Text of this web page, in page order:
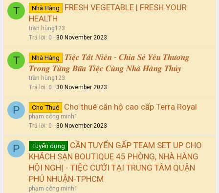
T Nhà Hàng
FRESH VEGETABLE | FRESH YOUR
HEALTH
trần hùng123
Trả lời 0 30 November 2023
T Nhà Hàng
𝑻𝒊𝒆̣̂𝒄 𝑻𝒂̂́𝒕 𝑵𝒊𝒆̂𝒏 - 𝑪𝒉𝒊𝒂 𝑺𝒆̉ 𝒀𝒆̂𝒖 𝑻𝒉𝒖̛𝒐̛𝒏𝒈
𝑻𝒓𝒐𝒏𝒈 𝑻𝒖̛̀𝒏𝒈 𝑩𝒖̛̃𝒂 𝑻𝒊𝒆̣̂𝒄 𝑪𝒖̀𝒏𝒈 𝑵𝒉𝒂̀ 𝑯𝒂̀𝒏𝒈 𝑻𝒉𝒖̉𝒚
trần hùng123
Trả lời 0 30 November 2023
P Cho Thuê Cho thuê căn hộ cao cấp Terra Royal
phạm công minh1
Trả lời 0 30 November 2023
P Tuyển dụng
CẦN TUYỂN GẤP TEAM SET UP CHO
KHÁCH SẠN BOUTIQUE 45 PHÒNG, NHÀ HÀNG
HỘI NGHỊ - TIỆC CƯỚI TẠI TRUNG TÂM QUẬN
PHÚ NHUẬN-TPHCM
phạm công minh1